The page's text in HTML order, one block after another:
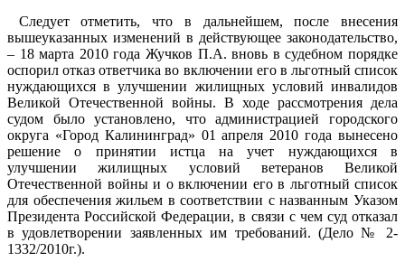
Следует отметить, что в дальнейшем, после внесения
вышеуказанных изменений в действующее законодательство,
– 18 марта 2010 года Жучков П.А. вновь в судебном порядке
оспорил отказ ответчика во включении его в льготный список
нуждающихся в улучшении жилищных условий инвалидов
Великой Отечественной войны. В ходе рассмотрения дела
судом было установлено, что администрацией городского
округа «Город Калининград» 01 апреля 2010 года вынесено
решение о принятии истца на учет нуждающихся в
улучшении жилищных условий ветеранов Великой
Отечественной войны и о включении его в льготный список
для обеспечения жильем в соответствии с названным Указом
Президента Российской Федерации, в связи с чем суд отказал
в удовлетворении заявленных им требований. (Дело № 2-
1332/2010г.).